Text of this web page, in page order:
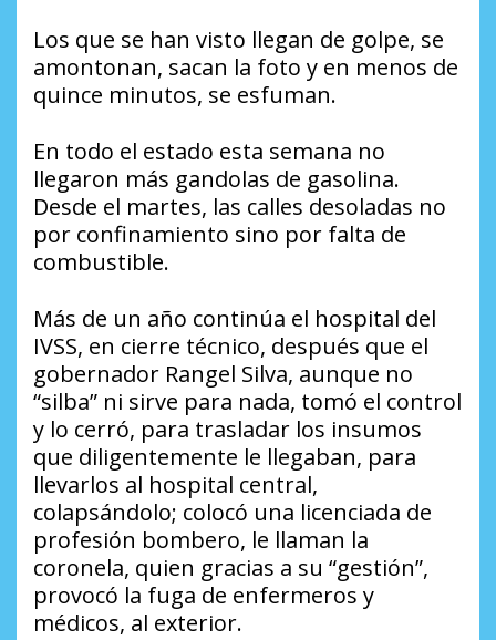
Los que se han visto llegan de golpe, se
amontonan, sacan la foto y en menos de
quince minutos, se esfuman.
En todo el estado esta semana no
llegaron más gandolas de gasolina.
Desde el martes, las calles desoladas no
por confinamiento sino por falta de
combustible.
Más de un año continúa el hospital del
IVSS, en cierre técnico, después que el
gobernador Rangel Silva, aunque no
“silba” ni sirve para nada, tomó el control
y lo cerró, para trasladar los insumos
que diligentemente le llegaban, para
llevarlos al hospital central,
colapsándolo; colocó una licenciada de
profesión bombero, le llaman la
coronela, quien gracias a su “gestión”,
provocó la fuga de enfermeros y
médicos, al exterior.